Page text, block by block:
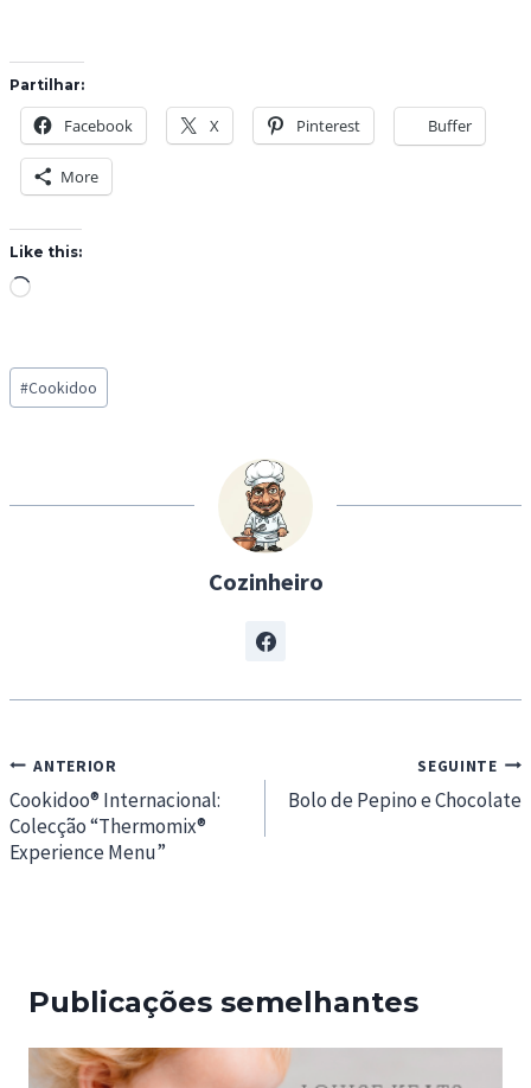
Partilhar:
Facebook X Pinterest Buffer
More
Like this:
L
d
i
…
Post
Tags:
#Cookidoo
Cozinheiro
Navegação
de
artigos
ANTERIOR
Cookidoo® Internacional:
Colecção “Thermomix®️
Experience Menu”
SEGUINTE
Bolo de Pepino e Chocolate
Publicações semelhantes